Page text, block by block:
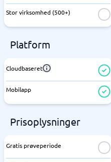
Stor virksomhed (500+)
Platform
Cloudbaseret
Mobilapp
Prisoplysninger
Gratis prøveperiode